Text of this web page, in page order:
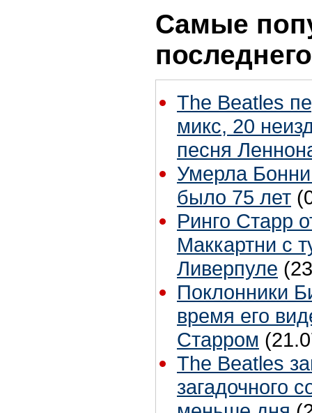
Самые
The Beatles
микс, 20
песня
Умерла
было 75 лет
Ринго Старр
Маккартни с
Ливерпуле
Поклонники
время его
Старром
The Beatles
загадочного